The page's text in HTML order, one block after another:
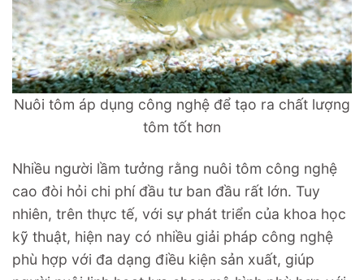
Nuôi tôm áp dụng công nghệ để tạo ra chất lượng
tôm tốt hơn
Nhiều người lầm tưởng rằng nuôi tôm công nghệ
cao đòi hỏi chi phí đầu tư ban đầu rất lớn. Tuy
nhiên, trên thực tế, với sự phát triển của khoa học
kỹ thuật, hiện nay có nhiều giải pháp công nghệ
phù hợp với đa dạng điều kiện sản xuất, giúp